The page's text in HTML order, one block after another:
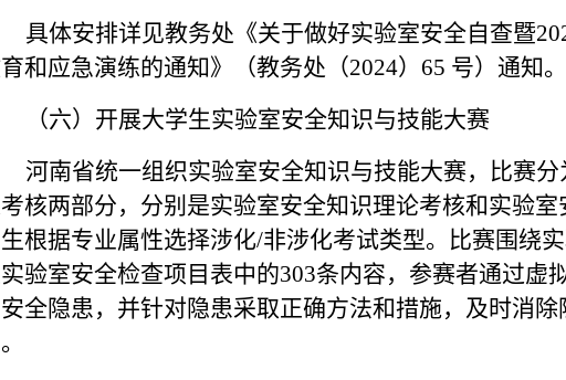
具体安排详见教务处《关于做好实验室安全自查暨
和应急演练的通知》（教务处（2024） 65 号）通知。
（六）开展大学生实验室安全知识与技能大赛
河南省统一组织实验室安全知识与技能大赛，比赛
核两部分，分别是实验室安全知识理论考核和实验室
根据专业属性选择涉化/非涉化考试类型。
比赛围绕
验室安全检查项目表中的303条内容，参赛者通过虚
全隐患，并针对隐患采取正确方法和措施，及时消
。